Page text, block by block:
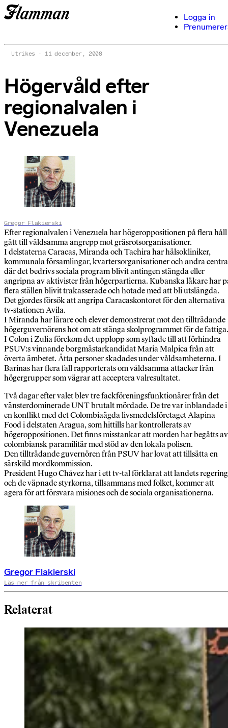
Logga in
Utrikes 11 december, 2008
Högervåld efter
regionalvalen i
Venezuela
Gregor Flakierski
Efter regionalvalen i Venezuela har högeroppositionen på flera håll
gått till våldsamma angrepp mot gräsrotsorganisationer.
I delstaterna Caracas, Miranda och Tachira har hälsokliniker,
kommunala församlingar, kvartersorganisationer och andra centra
där det bedrivs sociala program blivit antingen stängda eller
angripna av aktivister från högerpartierna. Kubanska läkare har
flera ställen blivit trakasserade och hotade med att bli utslängda.
Det gjordes försök att angripa Caracaskontoret för den alternativa
tv-stationen Avila.
I Miranda har lärare och elever demonstrerat mot den tillträdande
högerguvernörens hot om att stänga skolprogrammet för de fattiga.
I Colon i Zulia förekom det upplopp som syftade till att förhindra
PSUV:s vinnande borgmästarkandidat Maria Malpica från att
överta ämbetet. Åtta personer skadades under våldsamheterna. I
Barinas har flera fall rapporterats om våldsamma attacker från
högergrupper som vägrar att acceptera valresultatet.
Två dagar efter valet blev tre fackföreningsfunktionärer från det
vänsterdominerade UNT brutalt mördade. De tre var inblandade i
en konflikt med det Colombiaägda livsmedelsföretaget Alapina
Food i delstaten Aragua, som hittills har kontrollerats av
högeroppositionen. Det finns misstankar att morden har begåtts av
colombiansk paramilitär med stöd av den lokala polisen.
Den tillträdande guvernören från PSUV har lovat att tillsätta en
särskild mordkommission.
President Hugo Chávez har i ett tv-tal förklarat att landets regering
och de väpnade styrkorna, tillsammans med folket, kommer att
agera för att försvara misiones och de sociala organisationerna.
Gregor Flakierski
Läs mer från skribenten
Relaterat